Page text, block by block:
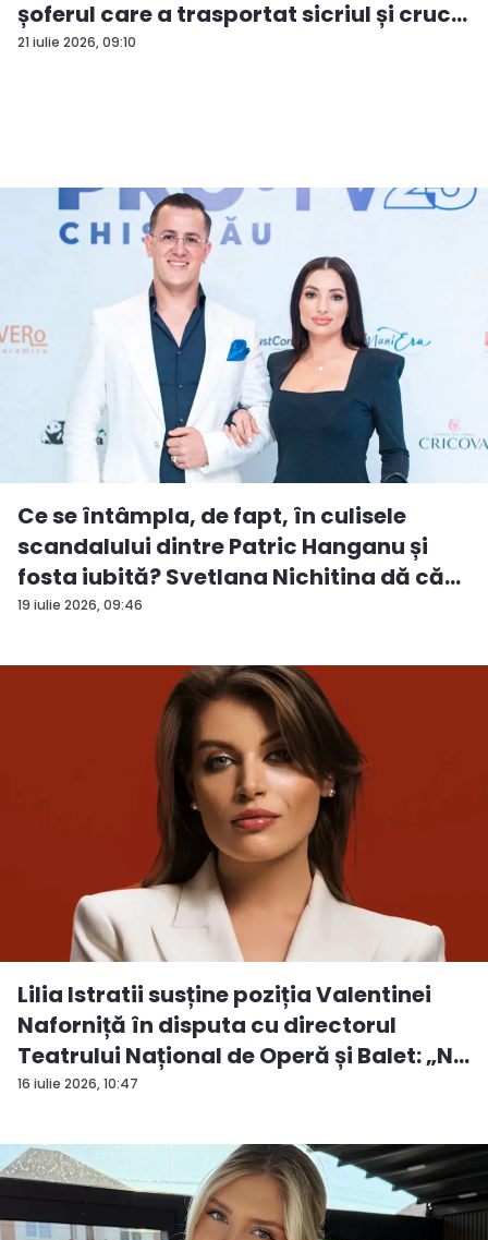
21 iulie 2026, 09:10
șoferul care a trasportat sicriul și cruc...
19 iulie 2026, 09:46
Ce se întâmpla, de fapt, în culisele
scandalului dintre Patric Hanganu și
fosta iubită? Svetlana Nichitina dă că...
16 iulie 2026, 10:47
Lilia Istratii susține poziția Valentinei
Naforniță în disputa cu directorul
Teatrului Național de Operă și Balet: „N...